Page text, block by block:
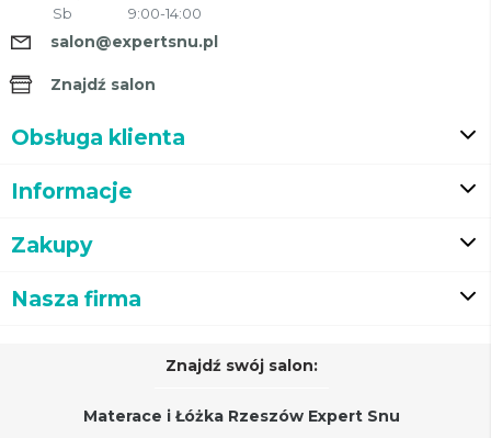
Sb
9:00-14:00
salon@expertsnu.pl
Znajdź salon
Obsługa klienta
Informacje
Zakupy
Nasza firma
Znajdź swój salon:
Materace i Łóżka Rzeszów Expert Snu